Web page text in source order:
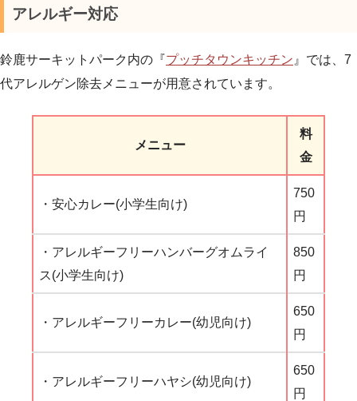
アレルギー対応
鈴鹿サーキットパーク内の『プッチタウンキッチン 』では、7
代アレルゲン除去メニューが用意されています。
メニュー
料
金
・安心カレー(小学生向け)
750
円
・アレルギーフリーハンバーグオムライ
ス(小学生向け)
850
円
・アレルギーフリーカレー(幼児向け)
650
円
・アレルギーフリーハヤシ(幼児向け)
650
円